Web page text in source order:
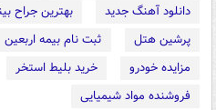
دانلود آهنگ جدید
بهترین جراح
پرشین هتل
ثبت نام بیمه اربعین
مزایده خودرو
خرید بلیط استخر
فروشنده مواد شیمیایی